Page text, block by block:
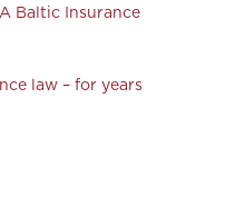
Baltic Insurance
law – for years